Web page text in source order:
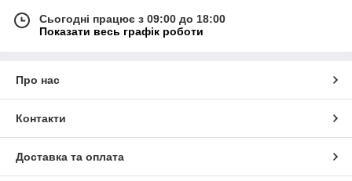
Сьогодні працює з 09:00 до 18:00
Показати весь графік роботи
Про нас
Контакти
Доставка та оплата